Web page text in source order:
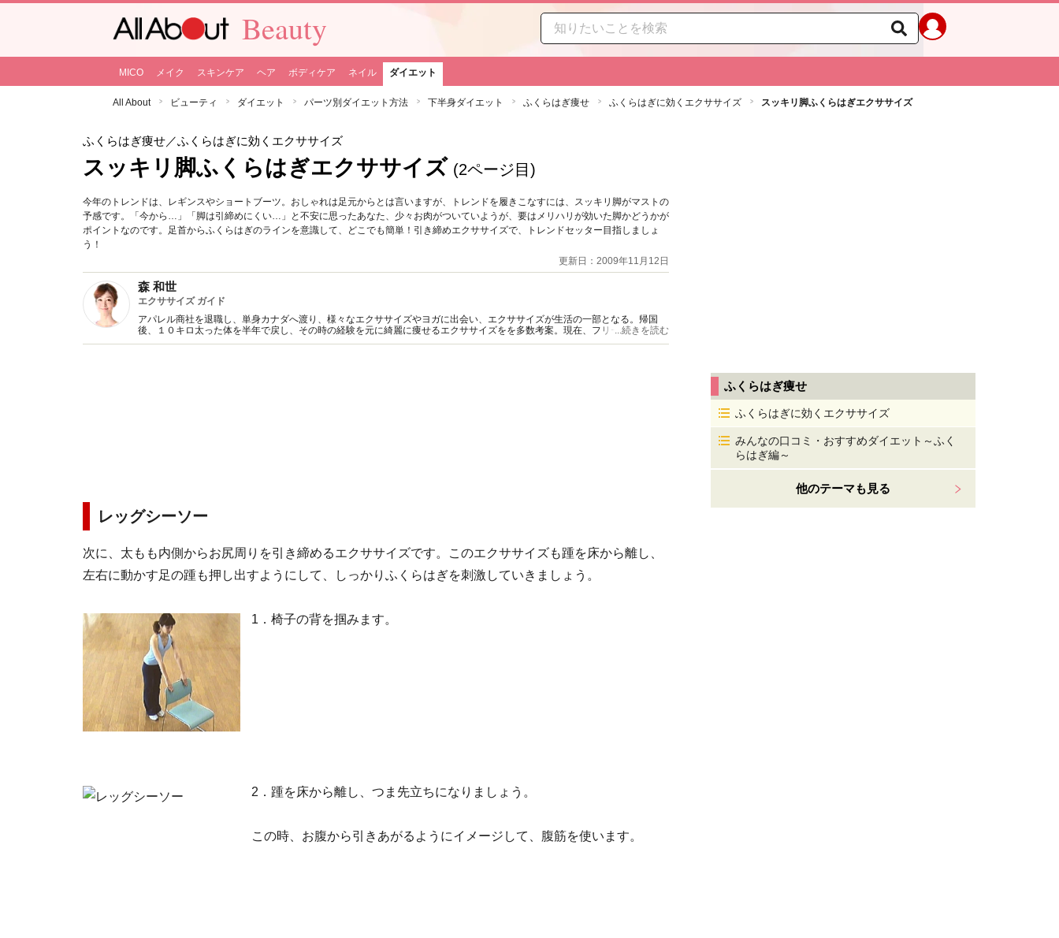
Beauty
MICO メイク スキンケア ヘア ボディケア ネイル ダイエット
All About ビューティ ダイエット パーツ別ダイエット方法 下半身ダイエット ふくらはぎ痩せ ふくらはぎに効くエクササイズ スッキリ脚ふくらはぎエクササイズ
ふくらはぎ痩せ／ふくらはぎに効くエクササイズ
スッキリ脚ふくらはぎエクササイズ (2ページ目)
今年のトレンドは、レギンスやショートブーツ。おしゃれは足元からとは言いますが、トレンドを履きこなすには、スッキリ脚がマストの
予感です。「今から…」「脚は引締めにくい…」と不安に思ったあなた、少々お肉がついていようが、要はメリハリが効いた脚かどうかが
ポイントなのです。足首からふくらはぎのラインを意識して、どこでも簡単！引き締めエクササイズで、トレンドセッター目指しましょ
う！
更新日：2009年11月12日
森 和世
エクササイズ ガイド
アパレル商社を退職し、単身カナダへ渡り、様々なエクササイズやヨガに出会い、エクササイズが生活の一部となる。帰国
後、１０キロ太った体を半年で戻し、その時の経験を元に綺麗に痩せるエクササイズをを多数考案。現在、フリーのヨガイン
ストラクター・エクササイズディレクターとして活躍。
...続きを読む
レッグシーソー
次に、太もも内側からお尻周りを引き締めるエクササイズです。このエクササイズも踵を床から離し、
左右に動かす足の踵も押し出すようにして、しっかりふくらはぎを刺激していきましょう。
1．椅子の背を掴みます。
2．踵を床から離し、つま先立ちになりましょう。
この時、お腹から引きあがるようにイメージして、腹筋を使います。
ふくらはぎ痩せ
ふくらはぎに効くエクササイズ
みんなの口コミ・おすすめダイエット～ふく
らはぎ編～
他のテーマも見る